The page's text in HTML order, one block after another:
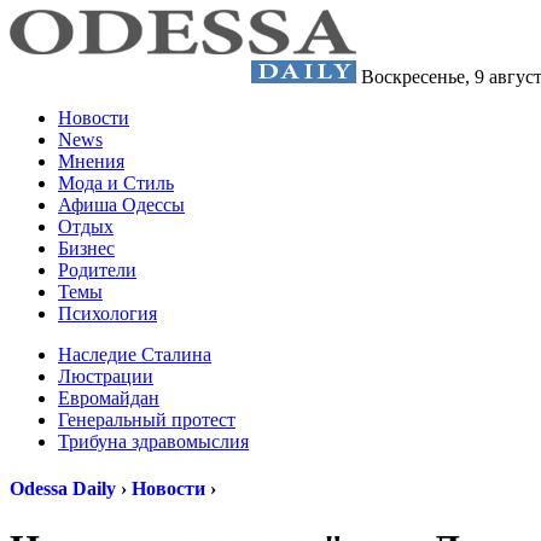
Воскресенье, 9
Новости
News
Мнения
Мода и Стиль
Афиша Одессы
Отдых
Бизнес
Родители
Темы
Психология
Наследие Сталина
Люстрации
Евромайдан
Генеральный протест
Трибуна здравомыслия
Odessa Daily › Новости ›